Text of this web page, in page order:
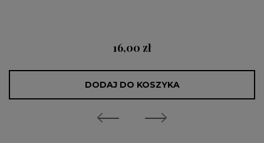
16,00 zł
DODAJ DO KOSZYKA